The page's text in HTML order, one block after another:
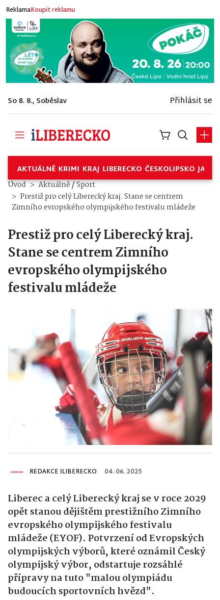
ReklamaKoupit reklamu
So 8. 8., Soběslav Přihlásit se
AKTUÁLNĚ KRIMI KRAJ LIBERECKO ČESKOLIPSKO
Úvod Aktuálně/Sport
Prestiž pro celý Liberecký kraj. Stane se centrem
Zimního evropského olympijského festivalu mládeže
Prestiž pro celý Liberecký kraj.
Stane se centrem Zimního
evropského olympijského
festivalu mládeže
REDAKCE ILIBERECKO 04. 06. 2025
Liberec a celý Liberecký kraj se v roce 2029
opět stanou dějištěm prestižního Zimního
evropského olympijského festivalu
mládeže (EYOF). Potvrzení od Evropských
olympijských výborů, které oznámil Český
olympijský výbor, odstartuje rozsáhlé
přípravy na tuto "malou olympiádu
budoucích sportovních hvězd".